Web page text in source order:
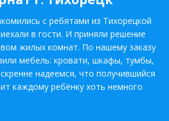
с ребятами из Тихорецкой
в гости. И приняли решение
жилых комнат. По нашему заказу
мебель: кровати, шкафы, тумбы,
надеемся, что получившийся
каждому ребёнку хоть немного